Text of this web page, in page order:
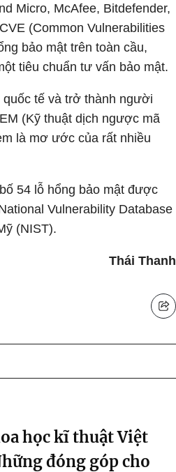
Micro, McAfee, Bitdefender,
(Common Vulnerabilities
bảo mật trên toàn cầu,
tiêu chuẩn tư vấn bảo mật.
tế và trở thành người
(Kỹ thuật dịch ngược mã
là mơ ước của rất nhiều
54 lỗ hổng bảo mật được
Vulnerability Database
(NIST).
Thái Thanh
học kĩ thuật Việt
đóng góp cho